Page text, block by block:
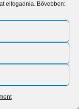
elfogadnia. Bővebben: